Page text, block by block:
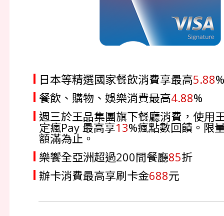
日本等精選國家餐飲消費享最高5.88
餐飲、購物、娛樂消費最高4.88%
週三於王品集團旗下餐廳消費，使用
定瘋Pay 最高享13%瘋點數回饋。限
額滿為止。
樂饗全亞洲超過200間餐廳85折
辦卡消費最高享刷卡金688元